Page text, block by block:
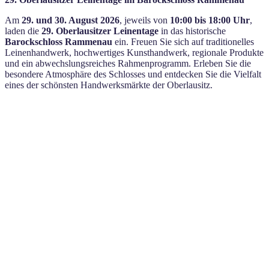
Am 29. und 30. August 2026, jeweils von 10:00 bis 18:00 Uhr,
laden die 29. Oberlausitzer Leinentage in das historische
Barockschloss Rammenau ein. Freuen Sie sich auf traditionelles
Leinenhandwerk, hochwertiges Kunsthandwerk, regionale Produkte
und ein abwechslungsreiches Rahmenprogramm. Erleben Sie die
besondere Atmosphäre des Schlosses und entdecken Sie die Vielfalt
eines der schönsten Handwerksmärkte der Oberlausitz.